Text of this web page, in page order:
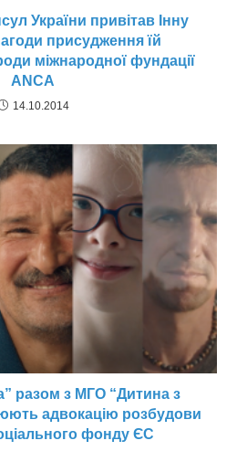
України привітав Інну
присудження їй
міжнародної фундації
ANCA
14.10.2014
разом з МГО “Дитина з
адвокацію розбудови
фонду ЄС